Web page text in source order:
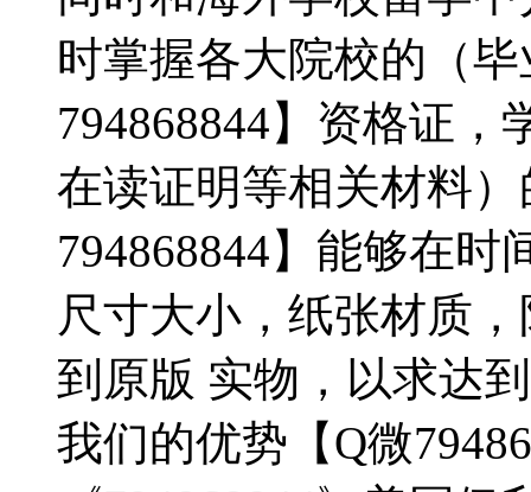
时掌握各大院校的（
794868844】资格证
在读证明等相关材料
794868844】能够在
尺寸大小，纸张材质
到原版 实物，以求达
我们的优势【Q微